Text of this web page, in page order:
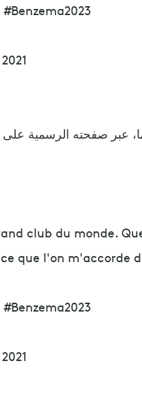
club du monde.
que l'on m'accorde